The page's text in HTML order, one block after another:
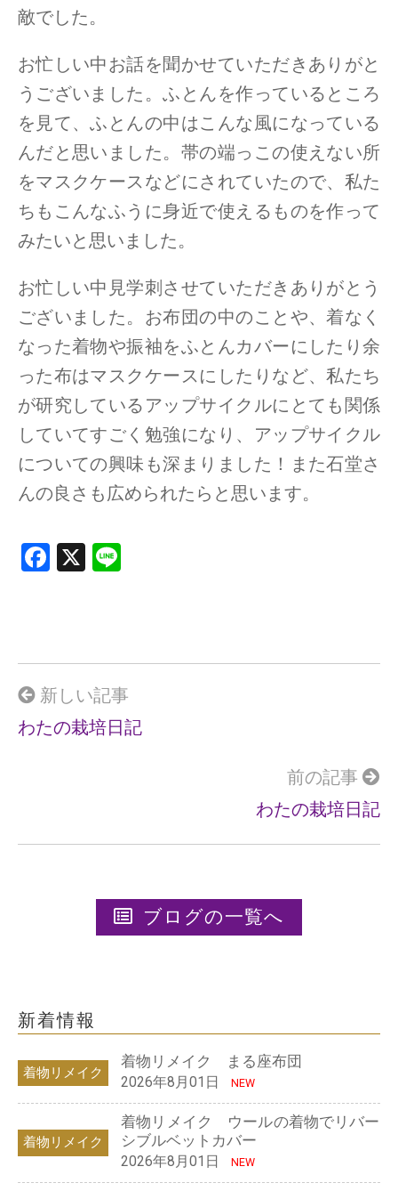
敵でした。
お忙しい中お話を聞かせていただきありがと
うございました。ふとんを作っているところ
を見て、ふとんの中はこんな風になっている
んだと思いました。帯の端っこの使えない所
をマスクケースなどにされていたので、私た
ちもこんなふうに身近で使えるものを作って
みたいと思いました。
お忙しい中見学刺させていただきありがとう
ございました。お布団の中のことや、着なく
なった着物や振袖をふとんカバーにしたり余
った布はマスクケースにしたりなど、私たち
が研究しているアップサイクルにとても関係
していてすごく勉強になり、アップサイクル
についての興味も深まりました！また石堂さ
んの良さも広められたらと思います。
F
o
o
k
X Li
新しい記事
わたの栽培日記
前の記事
わたの栽培日記
ブログの一覧へ
新着情報
着物リメイク
着物リメイク まる座布団
2026年8月01日
NEW
着物リメイク
着物リメイク ウールの着物でリバー
シブルベットカバー
2026年8月01日
NEW